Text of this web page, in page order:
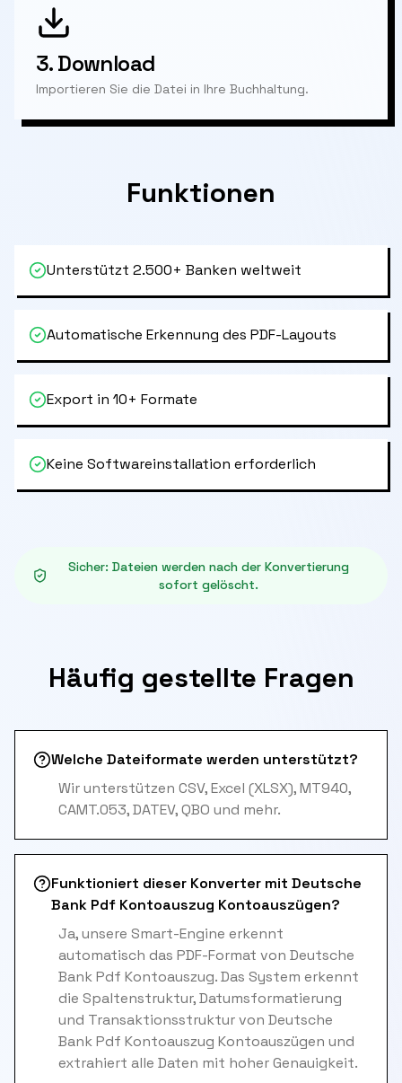
3.Download
Importieren Sie die Datei in Ihre Buchhaltung.
Funktionen
Unterstützt 2.500+ Banken weltweit
Automatische Erkennung des PDF-Layouts
Export in 10+ Formate
Keine Softwareinstallation erforderlich
Sicher: Dateien werden nach der Konvertierung
sofort gelöscht.
Häufig gestellte Fragen
Welche Dateiformate werden unterstützt?
Wir unterstützen CSV, Excel (XLSX), MT940,
CAMT.053, DATEV, QBO und mehr.
Funktioniert dieser Konverter mit Deutsche
Bank Pdf Kontoauszug Kontoauszügen?
Ja, unsere Smart-Engine erkennt
automatisch das PDF-Format von Deutsche
Bank Pdf Kontoauszug. Das System erkennt
die Spaltenstruktur, Datumsformatierung
und Transaktionsstruktur von Deutsche
Bank Pdf Kontoauszug Kontoauszügen und
extrahiert alle Daten mit hoher Genauigkeit.